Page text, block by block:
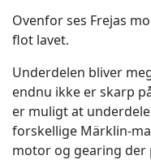
Ovenfor ses Frejas
flot lavet.
Underdelen bliver
endnu ikke er skarp
er muligt at
forskellige Märklin-
motor og gearing der